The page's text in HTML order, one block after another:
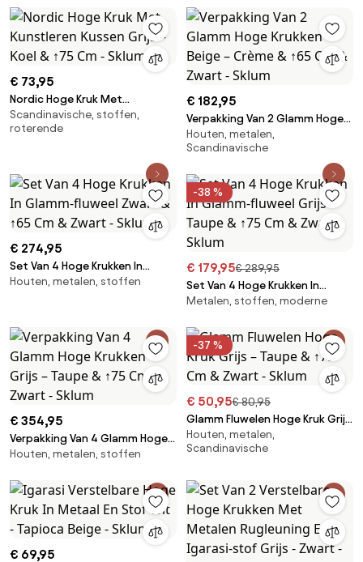
€ 73,95
Nordic Hoge Kruk Met
Kunstleren Kussen Grijs – Koel &
↑75 Cm - Sklum
Scandinavische, stoffen,
roterende
€ 182,95
Verpakking Van 2 Glamm Hoge
Krukken Beige – Crème & ↑65
Cm & Zwart - Sklum
Houten, metalen,
Scandinavische
€ 274,95
Set Van 4 Hoge Krukken In
Glamm-fluweel Zwart & ↑65
Houten, metalen, stoffen
-38 %
€ 179,95€ 289,95
Set Van 4 Hoge Krukken In
Glamm-fluweel Grijs – Taupe &
Metalen, stoffen, moderne
€ 354,95
Verpakking Van 4 Glamm Hoge
Krukken Grijs – Taupe & ↑75 Cm
Houten, metalen, stoffen
-37 %
€ 50,95€ 80,95
Glamm Fluwelen Hoge Kruk Grijs
– Taupe & ↑75 Cm & Zwart -
Sklum
Houten, metalen,
Scandinavische
€ 69,95